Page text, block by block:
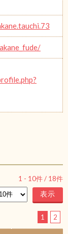
1 - 10件 / 18件
1 2